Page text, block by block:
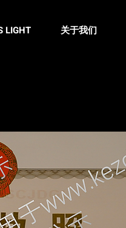
LIGHT 关于我们